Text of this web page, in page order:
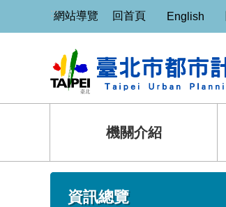
跳到主要內容區塊
:::網站導覽 回首頁 English
機關介紹
:::
資訊總覽